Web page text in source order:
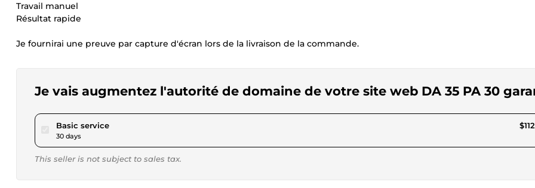
Travail manuel
Résultat rapide
Je fournirai une preuve par capture d'écran lors de la livraison de la commande.
Je vais augmentez l'autorité de domaine de votre site web DA 35 PA 30
Basic servicepour $103.94
30 days
This seller is not subject to sales tax.